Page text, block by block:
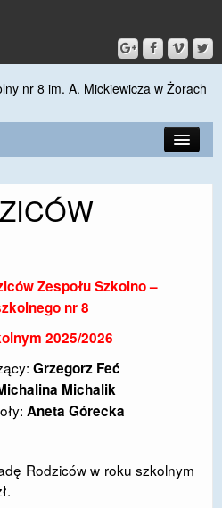
Zespołu Szkolno –
nr 8
2025/2026
Grzegorz Feć
Michalik
Aneta Górecka
Rodziców w roku szkolnym